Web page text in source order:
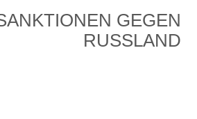
GEGEN
RUSSLAND